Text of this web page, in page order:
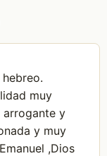
muy
arrogante y
y muy
,Dios